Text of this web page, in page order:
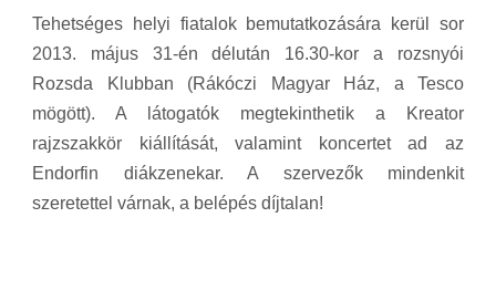
Tehetséges helyi fiatalok bemutatkozására kerül sor
2013. május 31-én délután 16.30-kor a rozsnyói
Rozsda Klubban (Rákóczi Magyar Ház, a Tesco
mögött). A látogatók megtekinthetik a Kreator
rajzszakkör kiállítását, valamint koncertet ad az
Endorfin diákzenekar. A szervezők mindenkit
szeretettel várnak, a belépés díjtalan!